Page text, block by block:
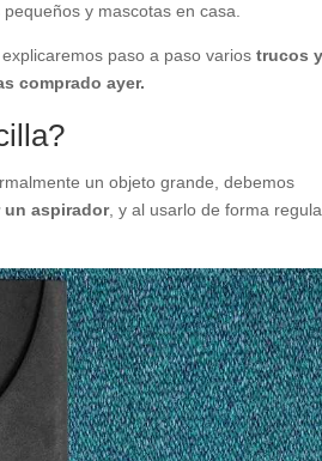
y mascotas en casa.
paso a paso variostrucos
comprado ayer.
un objeto grande, debemos
un aspirador, y al usarlo de forma